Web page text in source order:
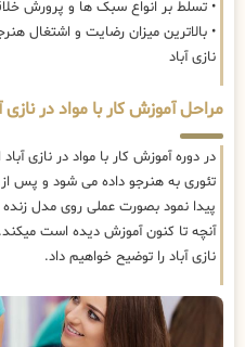
• تسلط بر انواع سبک ها و پرورش
• بالاترین میزان رضایت و اشتغال
نازی آباد
مراحل آموزش کار با مواد در نازی
در دوره آموزش کار با مواد در نازی آباد
تئوری به هنرجو داده می شود و پس از
پیدا نمود بصورت عملی روی مدل زنده
آنچه تا کنون آموزش دیده است میکند.
نازی آباد را توضیح خواهیم داد.